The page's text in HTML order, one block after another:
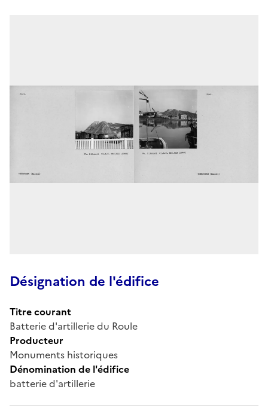
Désignation de l'édifice
Titre courant
Batterie d'artillerie du Roule
Producteur
Monuments historiques
Dénomination de l'édifice
batterie d'artillerie